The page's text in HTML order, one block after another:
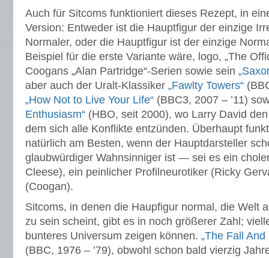
Auch für Sitcoms funktioniert dieses Rezept, in
Version: Entweder ist die Hauptfigur der einzige
Normaler, oder die Hauptfigur ist der einzige
Beispiel für die erste Variante wäre, logo, „The
Coogans „Alan Partridge“-Serien sowie sein
aber auch der Uralt-Klassiker „Fawlty Towers“
„How Not to Live Your Life“ (BBC3, 2007 – ’11)
Enthusiasm“ (HBO, seit 2000), wo Larry David
dem sich alle Konflikte entzünden. Überhaupt
natürlich am Besten, wenn der Hauptdarsteller
glaubwürdiger Wahnsinniger ist — sei es ein
Cleese), ein peinlicher Profilneurotiker (Ricky
(Coogan).
Sitcoms, in denen die Haupfigur normal, die Welt
zu sein scheint, gibt es in noch größerer Zahl;
bunteres Universum zeigen können. „The Fall
(BBC, 1976 – ’79), obwohl schon bald vierzig